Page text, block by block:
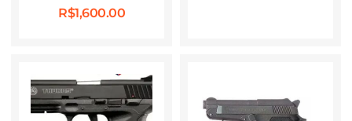
R$1,600.00